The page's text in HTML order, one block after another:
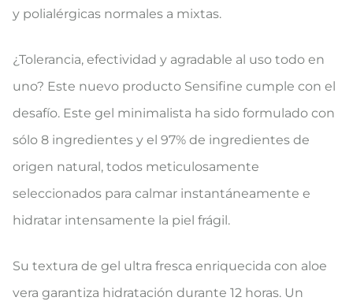
y polialérgicas normales a mixtas.
¿Tolerancia, efectividad y agradable al uso todo en
uno? Este nuevo producto Sensifine cumple con el
desafío. Este gel minimalista ha sido formulado con
sólo 8 ingredientes y el 97% de ingredientes de
origen natural, todos meticulosamente
seleccionados para calmar instantáneamente e
hidratar intensamente la piel frágil.
Su textura de gel ultra fresca enriquecida con aloe
vera garantiza hidratación durante 12 horas. Un